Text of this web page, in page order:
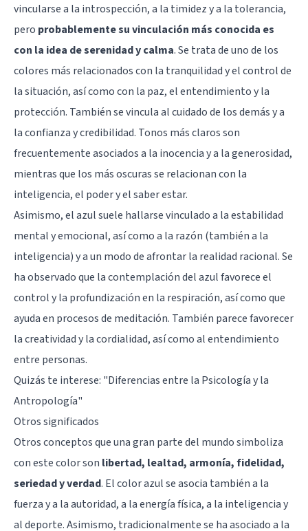
vincularse a la introspección, a la timidez y a la tolerancia,
pero probablemente su vinculación más conocida es
con la idea de serenidad y calma. Se trata de uno de los
colores más relacionados con la tranquilidad y el control de
la situación, así como con la paz, el entendimiento y la
protección. También se vincula al cuidado de los demás y a
la confianza y credibilidad. Tonos más claros son
frecuentemente asociados a la inocencia y a la generosidad,
mientras que los más oscuras se relacionan con la
inteligencia, el poder y el saber estar.
Asimismo, el azul suele hallarse vinculado a la estabilidad
mental y emocional, así como a la razón (también a la
inteligencia) y a un modo de afrontar la realidad racional. Se
ha observado que la contemplación del azul favorece el
control y la profundización en la respiración, así como que
ayuda en procesos de meditación. También parece favorecer
la creatividad y la cordialidad, así como al entendimiento
entre personas.
Quizás te interese: "Diferencias entre la Psicología y la
Antropología"
Otros significados
Otros conceptos que una gran parte del mundo simboliza
con este color son libertad, lealtad, armonía, fidelidad,
seriedad y verdad. El color azul se asocia también a la
fuerza y a la autoridad, a la energía física, a la inteligencia y
al deporte. Asimismo, tradicionalmente se ha asociado a la